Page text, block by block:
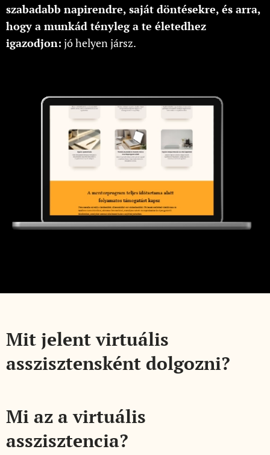
szabadabb napirendre, saját döntésekre, és arra,
hogy a munkád tényleg a te életedhez
igazodjon: jó helyen jársz.
Mit jelent virtuális
asszisztensként dolgozni?
Mi az a virtuális
asszisztencia?